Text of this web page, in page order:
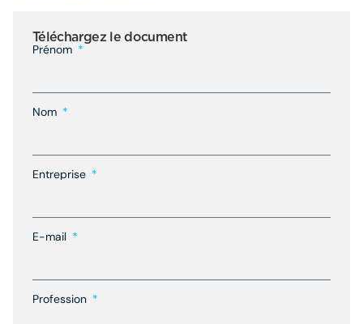
Téléchargez le document
Prénom
Nom
Entreprise
E-mail
Profession